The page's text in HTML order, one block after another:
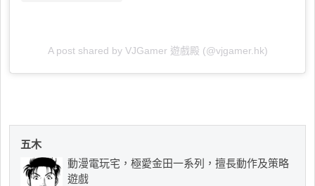
A post shared by VJGamer 遊戲殿 (@vjgamer.hk)
五木
動漫電玩宅，極愛金田一系列，擅長動作及策略
遊戲